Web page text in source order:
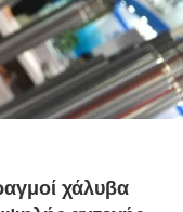
χάλυβα